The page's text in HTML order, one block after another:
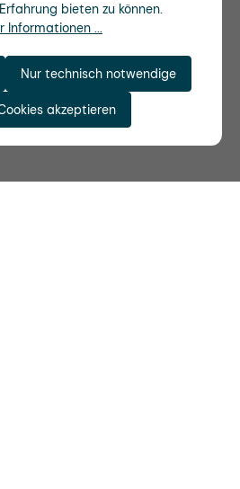
bieten zu können.
Informationen ...
Nur technisch notwendige
akzeptieren